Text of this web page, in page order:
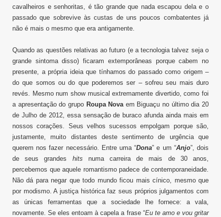
cavalheiros e senhoritas, é tão grande que nada escapou dela e o
passado que sobrevive às custas de uns poucos combatentes já
não é mais o mesmo que era antigamente.
Quando as questões relativas ao futuro (e a tecnologia talvez seja o
grande sintoma disso) ficaram extemporâneas porque cabem no
presente, a própria ideia que tínhamos do passado como origem –
do que somos ou do que poderemos ser – sofreu seu mais duro
revés. Mesmo num show musical extremamente divertido, como foi
a apresentação do grupo Roupa Novaem Biguaçu no último dia 20
de Julho de 2012, essa sensação de buraco afunda ainda mais em
nossos corações. Seus velhos sucessos empolgam porque são,
justamente, muito distantes deste sentimento de urgência que
querem nos fazer necessário. Entre uma “Dona” e um “Anjo”, dois
de seus grandes hits numa carreira de mais de 30 anos,
percebemos que aquele romantismo padece de contemporaneidade.
Não dá para negar que todo mundo ficou mais cínico, mesmo que
por modismo. A justiça histórica faz seus próprios julgamentos com
as únicas ferramentas que a sociedade lhe fornece: a vala,
novamente. Se eles entoam à capela a frase “Eu te amo e vou gritar